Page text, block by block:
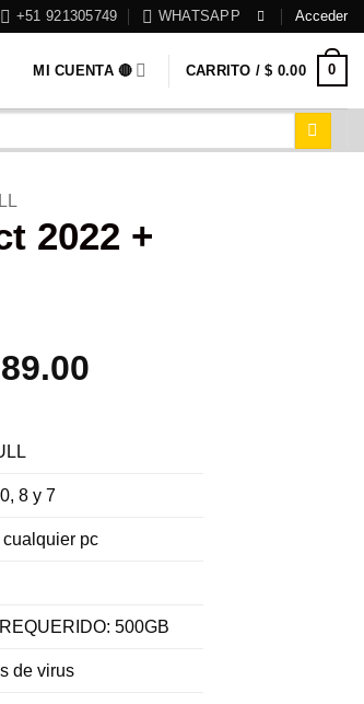
+51 921305749 WHATSAPP Acceder
MI CUENTA 🔴 CARRITO /$ 0.00 0
2022 +
El
8 y 7
cualquier pc
500GB
de virus